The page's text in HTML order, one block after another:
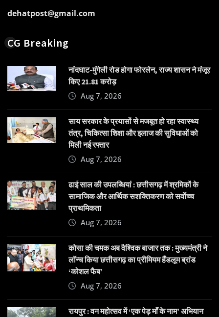
dehatpost@gmail.com
CG Breaking
नांदघाट-मुंगेली रोड होगा फोरलेन, राज्य शासन ने मंजूर
किए 21.81 करोड़
Aug 7, 2026
साय सरकार के प्रयासों से मजबूत हो रहा स्वास्थ्य
तंत्र, चिकित्सा शिक्षा और इलाज की सुविधाओं को
मिली नई रफ्तार
Aug 7, 2026
ढाई साल की उपलब्धियां : छत्तीसगढ़ में श्रमिकों के
सामाजिक और आर्थिक सशक्तिकरण को सर्वाेच्च
प्राथमिकता
Aug 7, 2026
कोसा की चमक अब वैश्विक बाजार तक : मुख्यमंत्री ने
लॉन्च किया छत्तीसगढ़ का प्रीमियम हैंडलूम ब्रांड
‘कोशल फैब’
Aug 7, 2026
रायपुर : वन महोत्सव में ‘एक पेड़ माँ के नाम’ अभियान